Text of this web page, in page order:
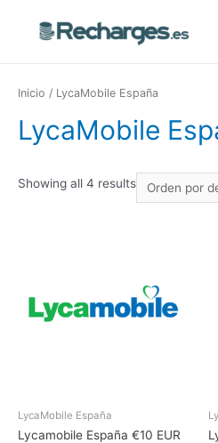
Inicio / LycaMobile España
LycaMobile
Showing all 4 results
LycaMobile España
Lycamobile España €10 EUR